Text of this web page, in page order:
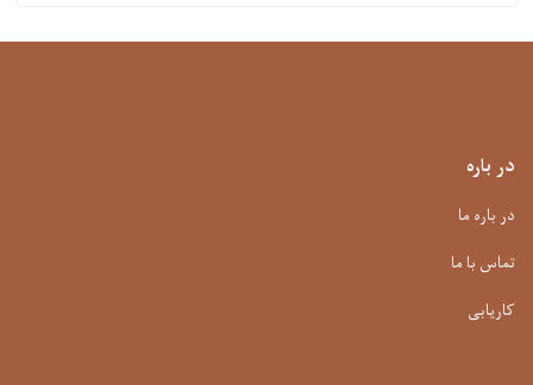
در باره
در باره ما
تماس با ما
کاریابی